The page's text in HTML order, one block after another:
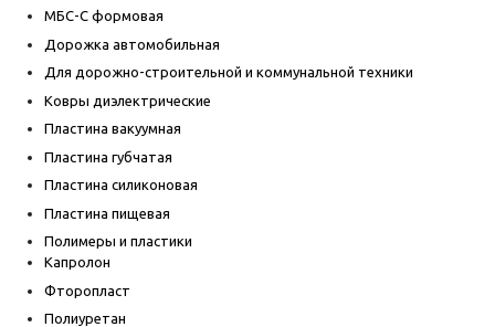
МБС-С формовая
Дорожка автомобильная
Для дорожно-строительной и коммунальной техники
Ковры диэлектрические
Пластина вакуумная
Пластина губчатая
Пластина силиконовая
Пластина пищевая
Полимеры и пластики
Капролон
Фторопласт
Полиуретан